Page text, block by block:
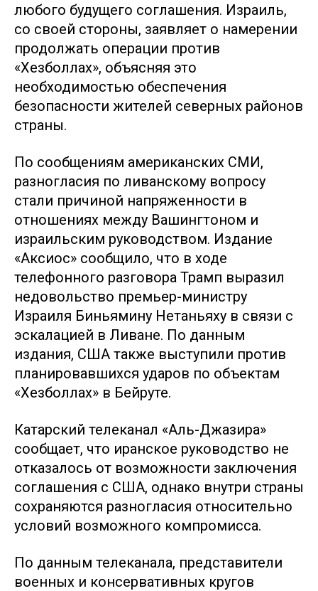
любого будущего соглашения. Израиль,
со своей стороны, заявляет о намерении
продолжать операции против
«Хезболлах», объясняя это
необходимостью обеспечения
безопасности жителей северных районов
страны.
По сообщениям американских СМИ,
разногласия по ливанскому вопросу
стали причиной напряженности в
отношениях между Вашингтоном и
израильским руководством. Издание
«Аксиос» сообщило, что в ходе
телефонного разговора Трамп выразил
недовольство премьер-министру
Израиля Биньямину Нетаньяху в связи с
эскалацией в Ливане. По данным
издания, США также выступили против
планировавшихся ударов по объектам
«Хезболлах» в Бейруте.
Катарский телеканал «Аль-Джазира»
сообщает, что иранское руководство не
отказалось от возможности заключения
соглашения с США, однако внутри страны
сохраняются разногласия относительно
условий возможного компромисса.
По данным телеканала, представители
военных и консервативных кругов